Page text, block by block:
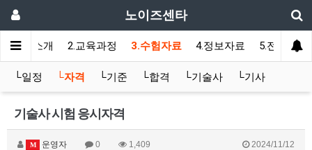
노이즈센타
1.센타소개 2.교육과정 3.수험자료 4.정보자료 5.전용게시
└일정 └자격 └기준 └합격 └기술사 └기사
기술사 시험 응시자격
M 운영자 0 1,409 2024/11/12